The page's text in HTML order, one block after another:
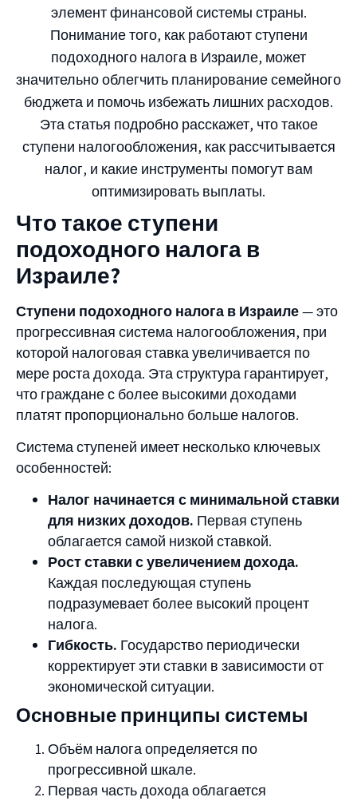
элемент финансовой системы страны.
Понимание того, как работают ступени
подоходного налога в Израиле, может
значительно облегчить планирование семейного
бюджета и помочь избежать лишних расходов.
Эта статья подробно расскажет, что такое
ступени налогообложения, как рассчитывается
налог, и какие инструменты помогут вам
оптимизировать выплаты.
Что такое ступени
подоходного налога в
Израиле?
Ступени подоходного налога в Израиле— это
прогрессивная система налогообложения, при
которой налоговая ставка увеличивается по
мере роста дохода. Эта структура гарантирует,
что граждане с более высокими доходами
платят пропорционально больше налогов.
Система ступеней имеет несколько ключевых
особенностей:
Налог начинается с минимальной ставки
для низких доходов. Первая ступень
облагается самой низкой ставкой.
Рост ставки с увеличением дохода.
Каждая последующая ступень
подразумевает более высокий процент
налога.
Гибкость. Государство периодически
корректирует эти ставки в зависимости от
экономической ситуации.
Основные принципы системы
Объём налога определяется по
прогрессивной шкале.
Первая часть дохода облагается